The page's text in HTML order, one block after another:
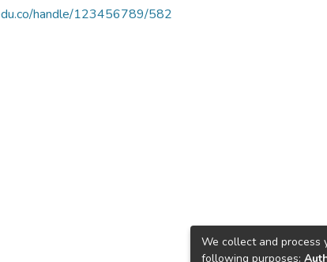
handle/123456789/582
We collect and process
following purposes: